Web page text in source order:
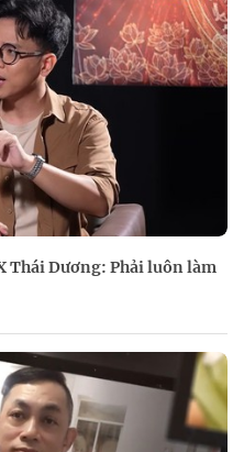
Thái Dương: Phải luôn làm